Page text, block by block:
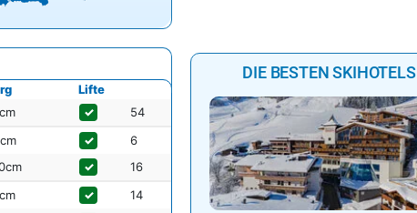
Lifte
✓
54
✓
6
✓
16
✓
14
DIE BESTEN SKIHOTELS